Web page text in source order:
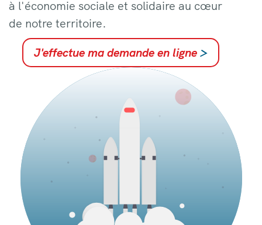
à l'économie sociale et solidaire au cœur
de notre territoire.
J'effectue ma demande en ligne >